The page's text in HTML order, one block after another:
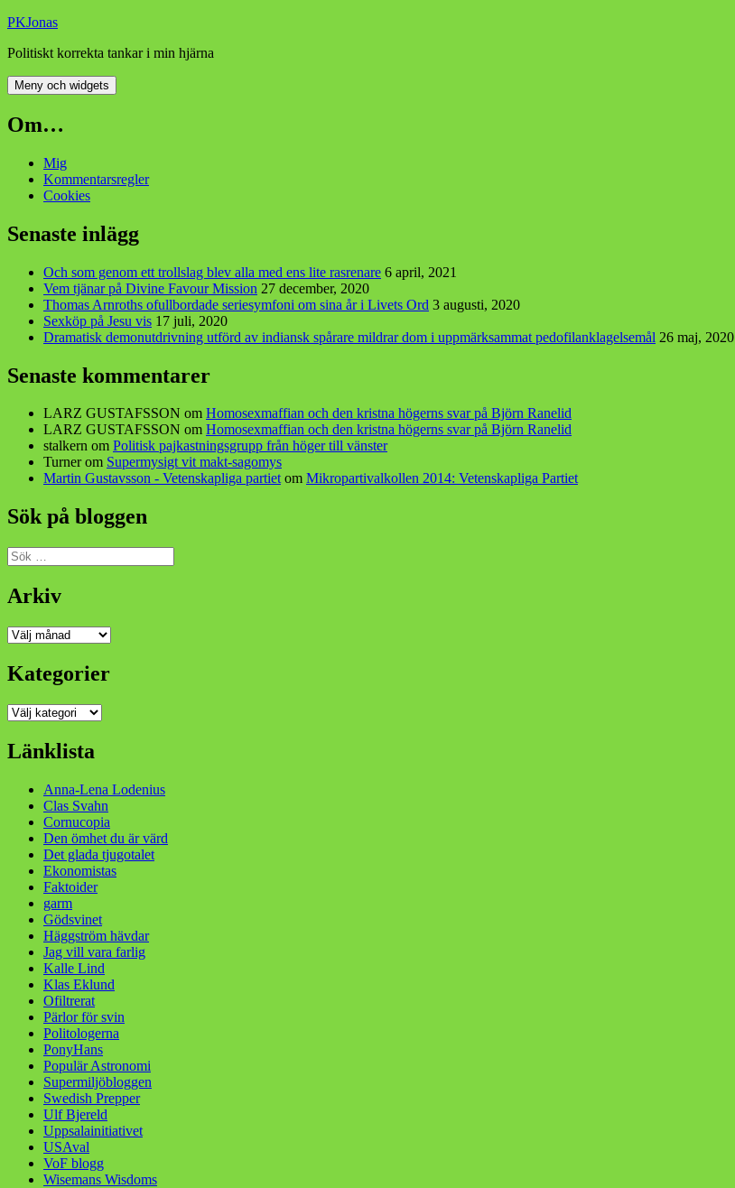
Hoppa
innehåll
PKJonas
Politiskt korrekta tankar i min hjärna
Meny och widgets
Om…
Mig
Kommentarsregler
Cookies
Senaste inlägg
Och som genom ett trollslag blev alla med ens lite rasrenare 6 april, 2021
Vem tjänar på Divine Favour Mission 27 december, 2020
Thomas Arnroths ofullbordade seriesymfoni om sina år i Livets Ord 3 augusti, 2020
Sexköp på Jesu vis 17 juli, 2020
Dramatisk demonutdrivning utförd av indiansk spårare mildrar dom i uppmärksammat pedofilanklagelsemål 26 maj, 2020
Senaste kommentarer
LARZ GUSTAFSSON om Homosexmaffian och den kristna högerns svar på Björn Ranelid
LARZ GUSTAFSSON om Homosexmaffian och den kristna högerns svar på Björn Ranelid
stalkern om Politisk pajkastningsgrupp från höger till vänster
Turnerom Supermysigt vit makt-sagomys
Martin Gustavsson - Vetenskapliga partietom Mikropartivalkollen 2014: Vetenskapliga Partiet
Sök på bloggen
Sök
efter:
Arkiv
Arkiv
Kategorier
Kategorier
Länklista
Anna-Lena Lodenius
Clas Svahn
Cornucopia
Den ömhet du är värd
Det glada tjugotalet
Ekonomistas
Faktoider
garm
Gödsvinet
Häggström hävdar
Jag vill vara farlig
Kalle Lind
Klas Eklund
Ofiltrerat
Pärlor för svin
Politologerna
PonyHans
Populär Astronomi
Supermiljöbloggen
Swedish Prepper
Ulf Bjereld
Uppsalainitiativet
USAval
VoF blogg
Wisemans Wisdoms